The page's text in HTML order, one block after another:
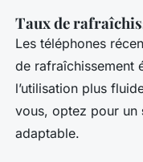
Taux de
Les téléphones
de rafraîchissement
l’utilisation plus
vous, optez pour un
adaptable.